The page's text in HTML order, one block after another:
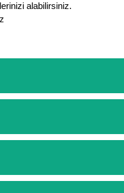
alabilirsiniz.
sipariş aşamasında kredi